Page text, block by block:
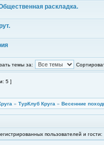
раскладка.
темы за:
5 ]
» ТурКлуб Круга » Весенние
пользователей и гости: